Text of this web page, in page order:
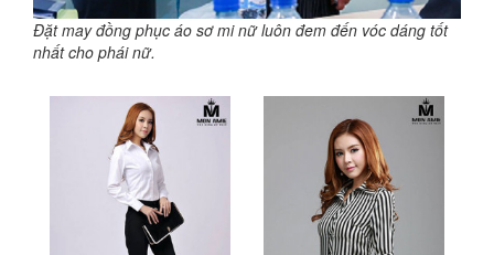
Đặt may đồng phục áo sơ mi nữ luôn đem đến vóc dáng tốt
nhất cho phái nữ.